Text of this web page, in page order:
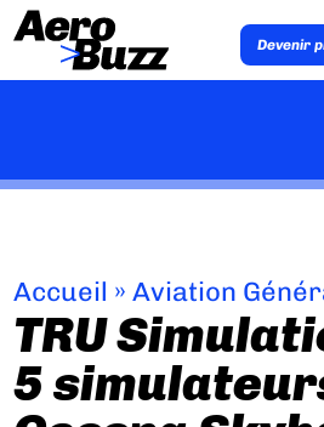
Devenir
Accueil »Aviation
TRU
5